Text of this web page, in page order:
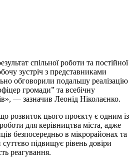
спільної роботи та постійної
зустріч з представниками
обговорили подальшу реалізацію
громади” та всебічну
— зазначив Леонід Ніколаєнко.
розвиток цього проєкту є одним із
для керівництва міста, адже
безпосередньо в мікрорайонах та
підвищує рівень довіри
реагування.